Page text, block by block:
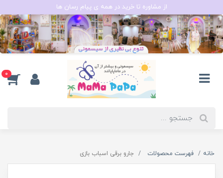
از مشاوره تا خرید در همه ی پیام رسان ها
0
خانه فهرست محصولات جارو برقی اسباب بازی